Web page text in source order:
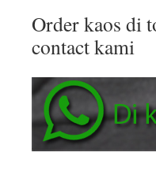
Order kaos di
contact kami